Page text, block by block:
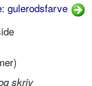
gulerodsfarve
skriv